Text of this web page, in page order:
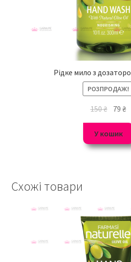
Рідке мило з
РОЗПРОДАЖ!
150₴ 79₴
У кошик
Схожі товари